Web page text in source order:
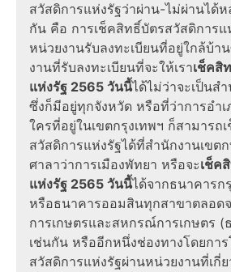
สวัสดิการแห่งรัฐว่าผ่าน-ไม่ผ่านได้ห
กัน คือ การเช็คสิทธิ์บัตรสวัสดิการแ
หน่วยงานรับลงทะเบียนที่อยู่ใกล้บ้า
งานที่รับลงทะเบียนที่จะให้เราเช็คสิ
แห่งรัฐ 2565 วันนี้ได้ไม่ว่าจะเป็นส
ซึ่งก็มีอยู่ทุกจังหวัด หรือที่ว่าการอำ
ใครที่อยู่ในเขตกรุงเทพฯ ก็สามารถ
สวัสดิการแห่งรัฐได้ที่สำนักงานเขต
ศาลาว่าการเมืองพัทยา หรือจะเช็ค
แห่งรัฐ 2565 วันนี้ได้จากธนาคารก
หรือธนาคารออมสินทุกสาขาตลอด
การเกษตรและสหกรณ์การเกษตร (
เช่นกัน หรืออีกหนึ่งช่องทางโดยการ
สวัสดิการแห่งรัฐผ่านหน่วยงานที่เกี่